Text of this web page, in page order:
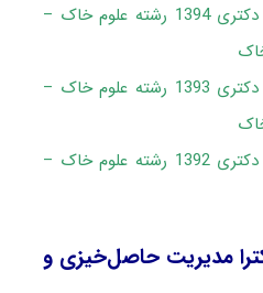
دانلود سؤالات آزمون دکتری 1394 رشته علوم خاک –
دانلود سؤالات آزمون دکتری 1393 رشته علوم خاک –
دانلود سؤالات آزمون دکتری 1392 رشته علوم خاک –
مدیریت حاصل‌خیزی و